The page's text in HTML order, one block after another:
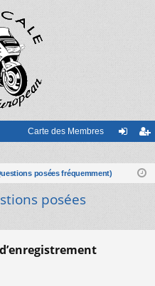
Carte des Membres
nr
posées fréquemment)
posées